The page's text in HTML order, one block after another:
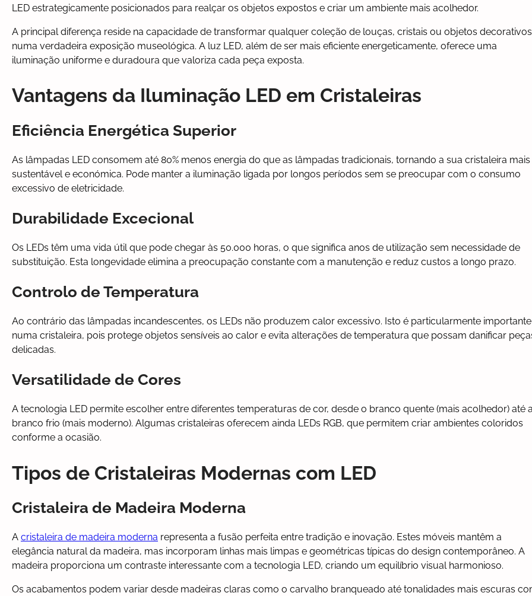
LED estrategicamente posicionados para realçar os objetos expostos e criar um ambiente mais acolhedor.
A principal diferença reside na capacidade de transformar qualquer coleção de louças, cristais ou objetos decorativos
numa verdadeira exposição museológica. A luz LED, além de ser mais eficiente energeticamente, oferece uma
iluminação uniforme e duradoura que valoriza cada peça exposta.
Vantagens da Iluminação LED em Cristaleiras
Eficiência Energética Superior
As lâmpadas LED consomem até 80% menos energia do que as lâmpadas tradicionais, tornando a sua cristaleira mais
sustentável e económica. Pode manter a iluminação ligada por longos períodos sem se preocupar com o consumo
excessivo de eletricidade.
Durabilidade Excecional
Os LEDs têm uma vida útil que pode chegar às 50.000 horas, o que significa anos de utilização sem necessidade de
substituição. Esta longevidade elimina a preocupação constante com a manutenção e reduz custos a longo prazo.
Controlo de Temperatura
Ao contrário das lâmpadas incandescentes, os LEDs não produzem calor excessivo. Isto é particularmente importante
numa cristaleira, pois protege objetos sensíveis ao calor e evita alterações de temperatura que possam danificar
delicadas.
Versatilidade de Cores
A tecnologia LED permite escolher entre diferentes temperaturas de cor, desde o branco quente (mais acolhedor) até
branco frio (mais moderno). Algumas cristaleiras oferecem ainda LEDs RGB, que permitem criar ambientes coloridos
conforme a ocasião.
Tipos de Cristaleiras Modernas com LED
Cristaleira de Madeira Moderna
A cristaleira de madeira moderna representa a fusão perfeita entre tradição e inovação. Estes móveis mantêm a
elegância natural da madeira, mas incorporam linhas mais limpas e geométricas típicas do design contemporâneo. A
madeira proporciona um contraste interessante com a tecnologia LED, criando um equilíbrio visual harmonioso.
Os acabamentos podem variar desde madeiras claras como o carvalho branqueado até tonalidades mais escuras